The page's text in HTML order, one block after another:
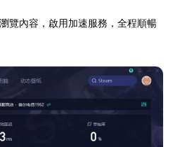
覽內容，啟用加速服務，全程順暢